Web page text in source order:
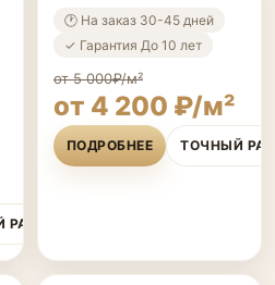
🕐 На заказ 30-45 дней
✓ Гарантия До 10 лет
от 5 000₽/м²
от 4 200 ₽/м²
ПОДРОБНЕЕ ТОЧНЫЙ